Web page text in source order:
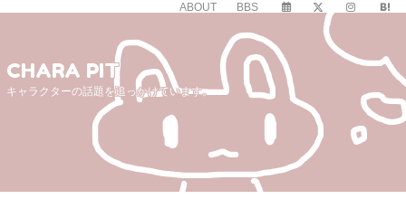
ABOUT BBS
CHARA PIT
キャラクターの話題を追っかけています。